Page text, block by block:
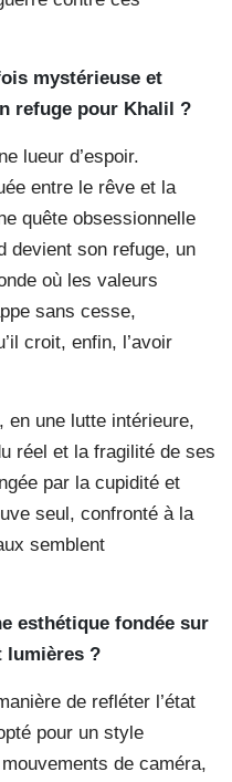
mystérieuse et
refuge pour Khalil ?
lueur d’espoir.
entre le rêve et la
quête obsessionnelle
devient son refuge, un
où les valeurs
sans cesse,
croit, enfin, l’avoir
en une lutte intérieure,
réel et la fragilité de ses
par la cupidité et
seul, confronté à la
semblent
esthétique fondée sur
lumières ?
de refléter l’état
pour un style
de caméra,